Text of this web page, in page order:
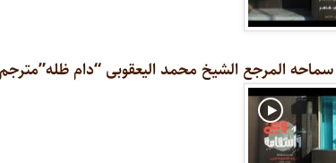
المرجع الشیخ محمد الیعقوبی “دام ظله”مترجم